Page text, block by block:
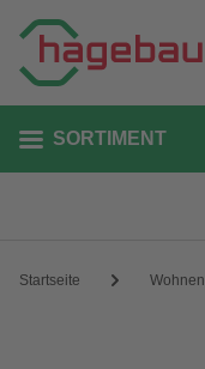
SORTIMENT
Startseite Wohnen